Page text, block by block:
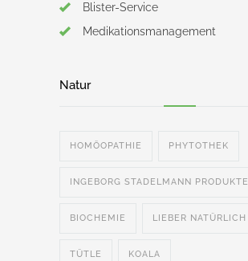
Blister-Service
Medikationsmanagement
Natur
HOMÖOPATHIE PHYTOTHEK
INGEBORG STADELMANN PRODUKTE
BIOCHEMIE LIEBER NATÜRLICH
TÜTLE KOALA